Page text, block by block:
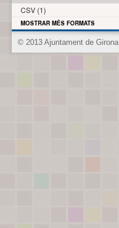
CSV (1)
MOSTRAR MÉS FORMATS
© 2013 Ajuntament de Girona